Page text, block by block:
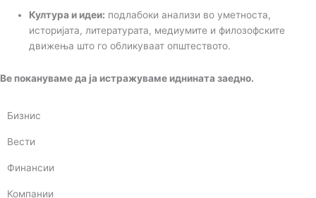
Култура и идеи: подлабоки анализи во уметноста,
историјата, литературата, медиумите и филозофските
движења што го обликуваат општеството.
Ве покануваме да ја истражуваме иднината заедно.
Бизнис
Вести
Финансии
Компании